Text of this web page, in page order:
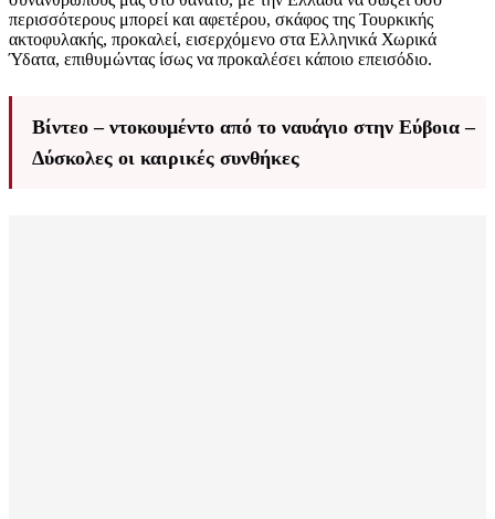
περισσότερους μπορεί και αφετέρου, σκάφος της Τουρκικής
ακτοφυλακής, προκαλεί, εισερχόμενο στα Ελληνικά Χωρικά
Ύδατα, επιθυμώντας ίσως να προκαλέσει κάποιο επεισόδιο.
Βίντεο – ντοκουμέντο από το ναυάγιο στην Εύβοια –
Δύσκολες οι καιρικές συνθήκες